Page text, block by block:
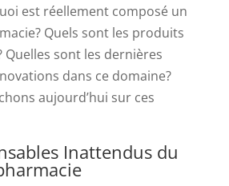
est réellement composé un
Quels sont les produits
Quelles sont les dernières
dans ce domaine?
aujourd’hui sur ces
Inattendus du